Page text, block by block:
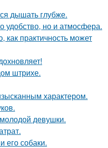
дышать глубже.
удобство, но и атмосфера.
как практичность может
штрихе.
характером.
девушки.
его собаки.